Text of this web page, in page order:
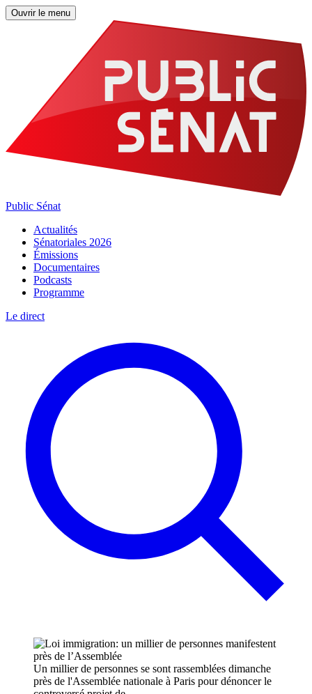
Ouvrir le menu
Public Sénat
Actualités
Sénatoriales 2026
Émissions
Documentaires
Podcasts
Programme
Le direct
Un millier de personnes se sont rassemblées dimanche
près de l'Assemblée nationale à Paris pour dénoncer le